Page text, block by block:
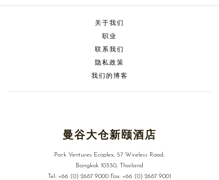
关于我们
职业
联系我们
隐私政策
我们的博客
曼谷大仓新颐酒店
Park Ventures Ecoplex, 57 Wireless Road,
Bangkok 10330, Thailand
Tel: +66 (0) 2687 9000 Fax: +66 (0) 2687 9001